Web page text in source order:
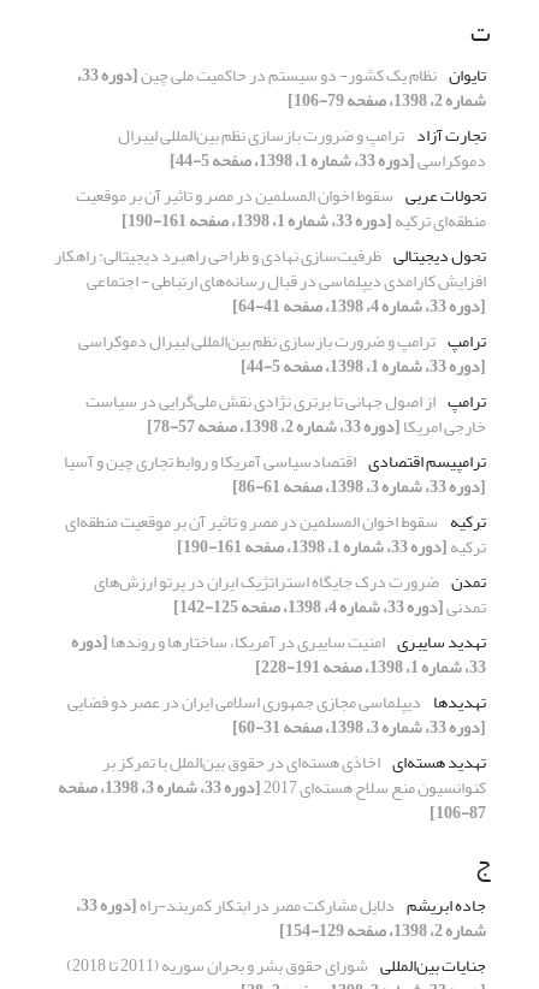
ت
تایوان نظام یک کشور- دو سیستم در حاکمیت ملی چین [دوره 33،
شماره 2، 1398، صفحه 79-106]
تجارت آزاد ترامپ و ضرورت بازسازی نظم بین‌المللی لیبرال
دموکراسی[دوره 33، شماره 1، 1398، صفحه 5-44]
تحولات عربی سقوط اخوان المسلمین در مصر و تاثیر آن بر موقعیت
منطقه‌ای ترکیه[دوره 33، شماره 1، 1398، صفحه 161-190]
تحول دیجیتالی ظرفیت‌سازی نهادی و طراحی راهبرد دیجیتالی: راهکار
افزایش کارامدی دیپلماسی در قبال رسانه‌های ارتباطی - اجتماعی
[دوره 33، شماره 4، 1398، صفحه 41-64]
ترامپ ترامپ و ضرورت بازسازی نظم بین‌المللی لیبرال دموکراسی
[دوره 33، شماره 1، 1398، صفحه 5-44]
ترامپ از اصول جهانی تا برتری نژادی نقش ملی‌گرایی در سیاست
خارجی امریکا[دوره 33، شماره 2، 1398، صفحه 57-78]
ترامپیسم اقتصادی اقتصادسیاسی آمریکا و روابط تجاری چین و آسیا
[دوره 33، شماره 3، 1398، صفحه 61-86]
ترکیه سقوط اخوان المسلمین در مصر و تاثیر آن بر موقعیت منطقه‌ای
ترکیه[دوره 33، شماره 1، 1398، صفحه 161-190]
تمدن ضرورت درک جایگاه استراتژیک ایران در پرتو ارزش‌های
تمدنی[دوره 33، شماره 4، 1398، صفحه 125-142]
تهدید سایبری امنیت سایبری در آمریکا، ساختارها و روندها[دوره
33، شماره 1، 1398، صفحه 191-228]
تهدیدها دیپلماسی مجازی جمهوری اسلامی ایران در عصر دو فضایی
[دوره 33، شماره 3، 1398، صفحه 31-60]
تهدید هسته‌ای اخاذی هسته‌ای در حقوق بین‌الملل با تمرکز بر
کنوانسیون منع سلاح هسته‌ای 2017 [دوره 33، شماره 3، 1398، صفحه
87-106]
ج
جاده ابریشم دلایل مشارکت مصر در ابتکار کمربند-راه [دوره 33،
شماره 2، 1398، صفحه 129-154]
جنایات بین‌المللی شورای حقوق بشر و بحران سوریه (2011 تا 2018)